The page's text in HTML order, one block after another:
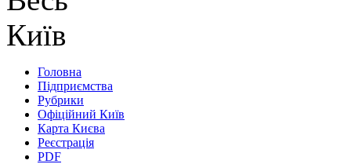
Головна
Підприємства
Рубрики
Офіційний Київ
Карта Києва
Реєстрація
PDF